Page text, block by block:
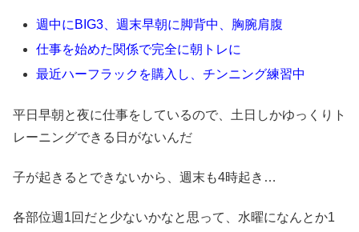
週中にBIG3、週末早朝に脚背中、胸腕肩腹
仕事を始めた関係で完全に朝トレに
最近ハーフラックを購入し、チンニング練習中
平日早朝と夜に仕事をしているので、土日しかゆっくりト
レーニングできる日がないんだ
子が起きるとできないから、週末も4時起き…
各部位週1回だと少ないかなと思って、水曜になんとか1